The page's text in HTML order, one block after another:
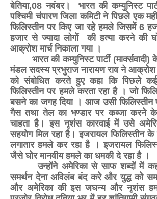
बेतिया,08 नवंबर। भारत की कम्युनिस्ट
पश्चिमी चंपारण जिला कमिटी ने पिछले एक
फिलिस्तीन पर किए जा रहे हमले जिसमें 6
हजार से ज्यादा लोगों की हत्या करने की
आक्रोश मार्च निकाला गया ।
भारत की कम्युनिस्ट पार्टी (मार्क्सवादी)
मंडल सदस्य प्रभुराज नारायण राव ने आक्रोश
को संबोधित करते हुए कहा कि पिछले कई
फिलिस्तीन पर हमले करता रहा है । जो
बसने का जगह दिया । आज उसी फिलिस्तीन
गैस तथा तेल का भण्डार पर कब्जा करने के
चाहता है। इस नृशंस कारवाई में उसे
सहयोग मिल रहा है। इजरायल फिलिस्तीन के
लगातार हमले कर रहा है । इजरायल
जैसे घोर मानवीय हमले का धमकी दे रहा है ।
उन्होंने अमेरिका से साफ शब्दों में
समर्थन देना अविलंब बंद करे और युद्ध को
और अमेरिका की इस जघन्य और नृशंस हमले